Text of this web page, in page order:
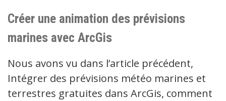
Créer une animation des prévisions
marines avec ArcGis
Nous avons vu dans l’article précédent,
Intégrer des prévisions météo marines et
terrestres gratuites dans ArcGis, comment